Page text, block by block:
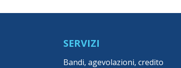
SERVIZI
Bandi, agevolazioni, credito